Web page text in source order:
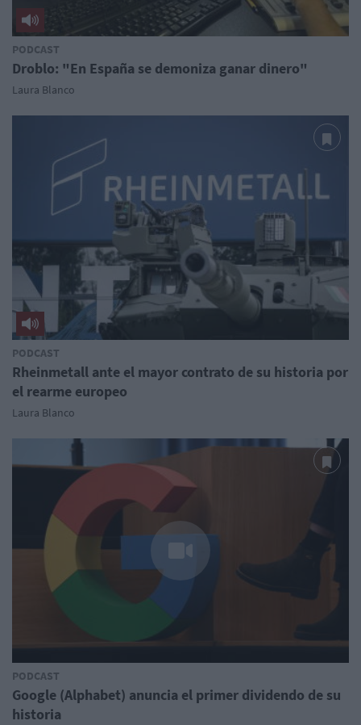
PODCAST
Droblo: "En España se demoniza ganar dinero"
Laura Blanco
PODCAST
Rheinmetall ante el mayor contrato de su historia por
el rearme europeo
Laura Blanco
PODCAST
Google (Alphabet) anuncia el primer dividendo de su
historia